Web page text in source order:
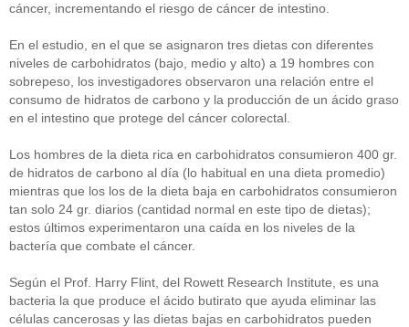
cáncer, incrementando el riesgo de cáncer de intestino.
En el estudio, en el que se asignaron tres dietas con diferentes
niveles de carbohidratos (bajo, medio y alto) a 19 hombres con
sobrepeso, los investigadores observaron una relación entre el
consumo de hidratos de carbono y la producción de un ácido graso
en el intestino que protege del cáncer colorectal.
Los hombres de la dieta rica en carbohidratos consumieron 400 gr.
de hidratos de carbono al día (lo habitual en una dieta promedio)
mientras que los los de la dieta baja en carbohidratos consumieron
tan solo 24 gr. diarios (cantidad normal en este tipo de dietas);
estos últimos experimentaron una caída en los niveles de la
bactería que combate el cáncer.
Según el Prof. Harry Flint, del Rowett Research Institute, es una
bacteria la que produce el ácido butirato que ayuda eliminar las
células cancerosas y las dietas bajas en carbohidratos pueden